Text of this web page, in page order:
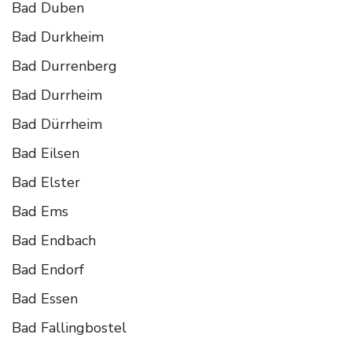
Bad Duben
Bad Durkheim
Bad Durrenberg
Bad Durrheim
Bad Dürrheim
Bad Eilsen
Bad Elster
Bad Ems
Bad Endbach
Bad Endorf
Bad Essen
Bad Fallingbostel